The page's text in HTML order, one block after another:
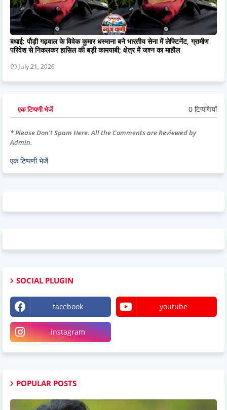
बधाई: पौड़ी गढ़वाल के विवेक कुमार धस्माना बने भारतीय सेना में लेफ्टिनेंट, ग्रामीण
परिवेश से निकलकर हासिल की बड़ी कामयाबी; क्षेत्र में जश्न का माहौल
July 21, 2026
एक टिप्पणी भेजें 0 टिप्पणियाँ
* Please Don't Spam Here. All the Comments are Reviewed by
Admin.
एक टिप्पणी भेजें
SOCIAL PLUGIN
facebook youtube
instagram
POPULAR POSTS